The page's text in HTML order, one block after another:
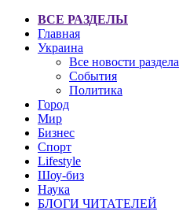
ВСЕ РАЗДЕЛЫ
Главная
Украина
Все новости раздела
События
Политика
Город
Мир
Бизнес
Спорт
Lifestyle
Шоу-биз
Наука
БЛОГИ ЧИТАТЕЛЕЙ